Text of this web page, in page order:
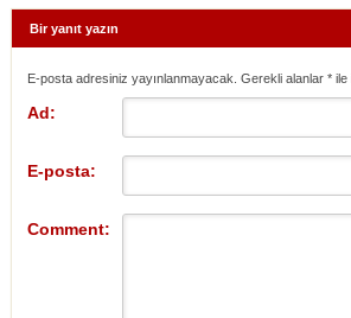
Bir yanıt yazın
E-posta adresiniz yayınlanmayacak. Gerekli alanlar * ile
Ad:
E-posta:
Comment: